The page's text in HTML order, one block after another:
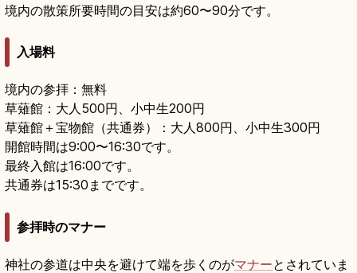
境内の散策所要時間の目安は約60〜90分です。
入場料
境内の参拝：無料
草薙館：大人500円、小中生200円
草薙館＋宝物館（共通券）：大人800円、小中生300円
開館時間は9:00〜16:30です。
最終入館は16:00です。
共通券は15:30までです。
参拝時のマナー
神社の参道は中央を避けて端を歩くのがマナーとされていま